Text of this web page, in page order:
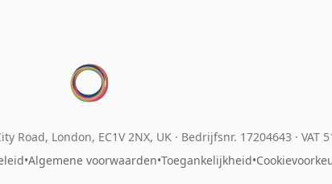
Road, London, EC1V 2NX, UK · Bedrijfsnr. 17204643 · VAT
•Algemene voorwaarden•Toegankelijkheid•